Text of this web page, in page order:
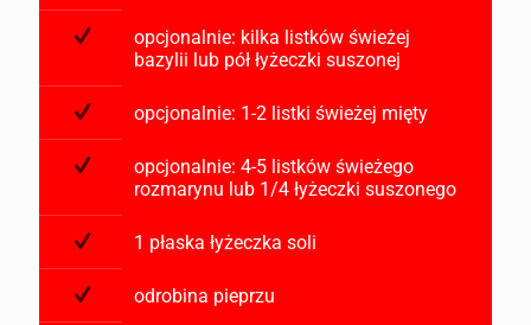
opcjonalnie: kilka listków świeżej
bazylii lub pół łyżeczki suszonej
opcjonalnie: 1-2 listki świeżej mięty
opcjonalnie: 4-5 listków świeżego
rozmarynu lub 1/4 łyżeczki suszonego
1 płaska łyżeczka soli
odrobina pieprzu